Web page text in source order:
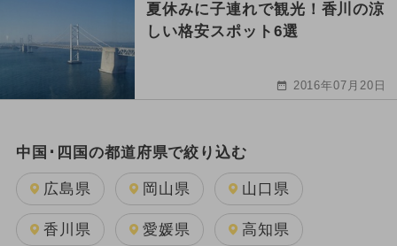
夏休みに子連れで観光！香川の涼
しい格安スポット6選
2016年07月20日
中国･四国の都道府県で絞り込む
広島県 岡山県 山口県
香川県 愛媛県 高知県